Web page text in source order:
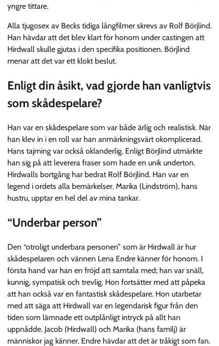
yngre tittare.
Alla tjugosex av Becks tidiga långfilmer skrevs av Rolf Börjlind.
Han hävdar att det blev klart för honom under castingen att
Hirdwall skulle gjutas i den specifika positionen. Börjlind
menar att det var ett klokt beslut.
Enligt din åsikt, vad gjorde han vanligtvis
som skådespelare?
Han var en skådespelare som var både ärlig och realistisk. När
han klev in i en roll var han anmärkningsvärt okomplicerad.
Hans tajming var också oklanderlig. Enligt Börjlind utmärkte
han sig på att leverera fraser som hade en unik underton.
Hirdwalls bortgång har bedrat Rolf Börjlind. Han var en
legend i ordets alla bemärkelser. Marika (Lindström), hans
hustru, upptar en hel del av mina tankar.
“Underbar person”
Den “otroligt underbara personen” som är Hirdwall är hur
skådespelaren och vännen Lena Endre känner för honom. I
första hand var han en fröjd att samtala med; han var snäll,
kunnig, sympatisk och trevlig. Hon fortsätter med att påpeka
att han också var en fantastisk skådespelare. Hon utarbetar
med att säga att Hirdwall var en legendarisk figur från den
tiden som lämnade ett outplånligt intryck på allt han
uppnådde. Jacob (Hirdwall) och Marika (hans familj) är
människor jag känner. Endre hävdar att det är tråkigt som fan.